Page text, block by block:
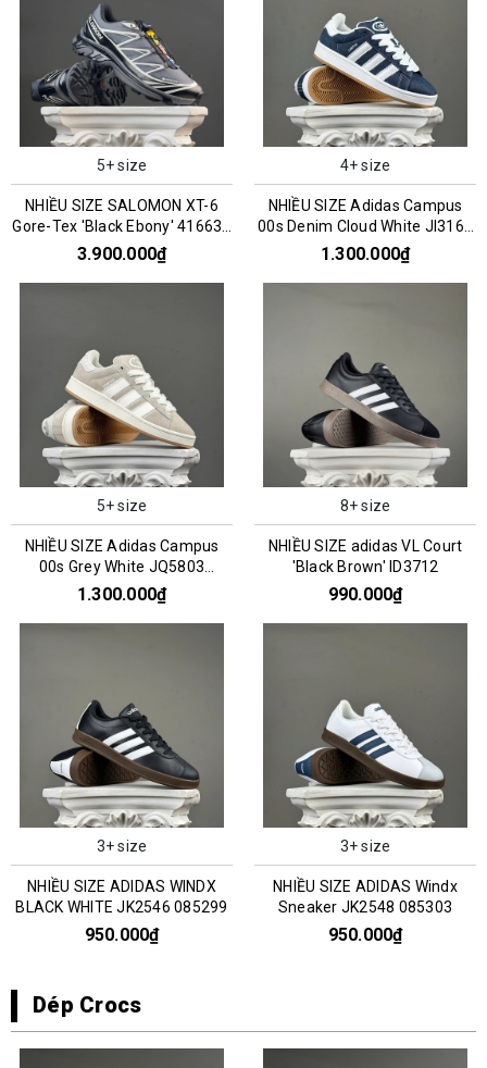
5+ size
NHIỀU SIZE SALOMON XT-6
Gore-Tex 'Black Ebony' 416635
016159
3.900.000₫
4+ size
NHIỀU SIZE Adidas Campus
00s Denim Cloud White JI3163
045993
1.300.000₫
5+ size
NHIỀU SIZE Adidas Campus
00s Grey White JQ5803
0351303
1.300.000₫
8+ size
NHIỀU SIZE adidas VL Court
'Black Brown' ID3712
990.000₫
3+ size
NHIỀU SIZE ADIDAS WINDX
BLACK WHITE JK2546 085299
950.000₫
3+ size
NHIỀU SIZE ADIDAS Windx
Sneaker JK2548 085303
950.000₫
Dép Crocs